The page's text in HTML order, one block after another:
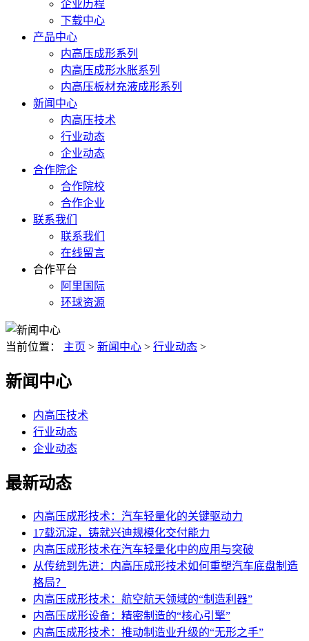
企业历程
下载中心
产品中心
内高压成形系列
内高压成形水胀系列
内高压板材充液成形系列
新闻中心
内高压技术
行业动态
企业动态
合作院企
合作院校
合作企业
联系我们
联系我们
在线留言
合作平台
阿里国际
环球资源
当前位置： 主页 > 新闻中心 > 行业动态 >
新闻中心
内高压技术
行业动态
企业动态
最新动态
内高压成形技术：汽车轻量化的关键驱动力
17载沉淀，铸就兴迪规模化交付能力
内高压成形技术在汽车轻量化中的应用与突破
从传统到先进：内高压成形技术如何重塑汽车底盘制造
格局？
内高压成形技术：航空航天领域的“制造利器”
内高压成形设备：精密制造的“核心引擎”
内高压成形技术：推动制造业升级的“无形之手”